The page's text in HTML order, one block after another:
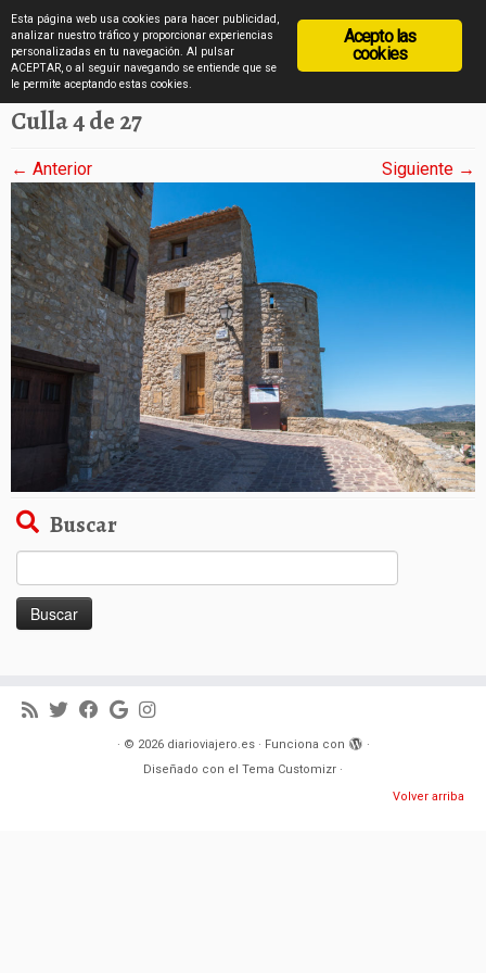
Saltar
al
diarioviajero.es
Inicio » Culla en imágenes » Culla 4 de 27
Culla 4 de 27
← Anterior Siguiente →
Buscar
· © 2026 diarioviajero.es· Funciona con
·
Diseñado con el Tema Customizr ·
Volver arriba
Acepto las
cookies
Esta página web usa cookies para hacer publicidad,
analizar nuestro tráfico y proporcionar experiencias
personalizadas en tu navegación. Al pulsar
ACEPTAR, o al seguir navegando se entiende que se
le permite aceptando estas cookies.